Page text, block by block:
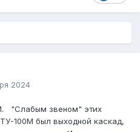
2024
"Слабым звеном" этих
100М был выходной каскад,